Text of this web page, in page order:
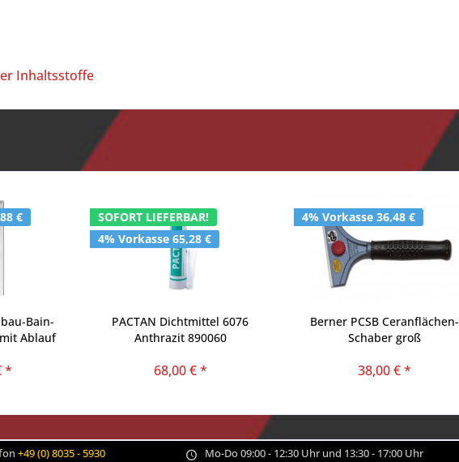
Inhaltsstoffe
€
Bain-
Ablauf
*
SOFORT LIEFERBAR!
4% Vorkasse 65,28 €
PACTAN Dichtmittel 6076
Anthrazit 890060
68,00 € *
4% Vorkasse 36,48 €
Berner PCSB Ceranflächen-
Schaber groß
38,00 € *
+49 (0) 8035 - 5930 Mo-Do 09:00 - 12:30 Uhr und 13:30 - 17:00 Uhr